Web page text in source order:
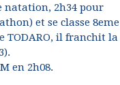
natation, 2h34 pour
et se classe 8eme
TODARO, il franchit la
en 2h08.